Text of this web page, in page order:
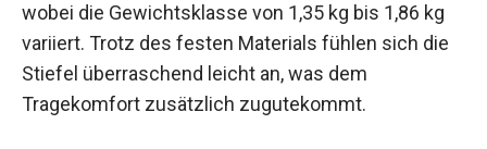
wobei die Gewichtsklasse von 1,35 kg bis 1,86 kg
variiert. Trotz des festen Materials fühlen sich die
Stiefel überraschend leicht an, was dem
Tragekomfort zusätzlich zugutekommt.